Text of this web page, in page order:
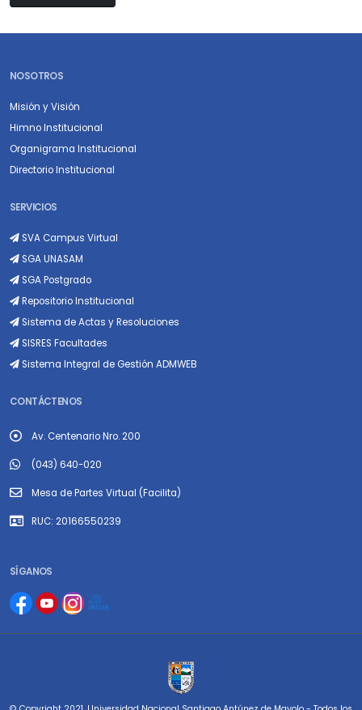
NOSOTROS
Misión y Visión
Himno Institucional
Organigrama Institucional
Directorio Institucional
SERVICIOS
SVA Campus Virtual
SGA UNASAM
SGA Postgrado
Repositorio Institucional
Sistema de Actas y Resoluciones
SISRES Facultades
Sistema Integral de Gestión ADMWEB
CONTÁCTENOS
Av. Centenario Nro. 200
(043) 640-020
Mesa de Partes Virtual (Facilita)
RUC: 20166550239
SÍGANOS